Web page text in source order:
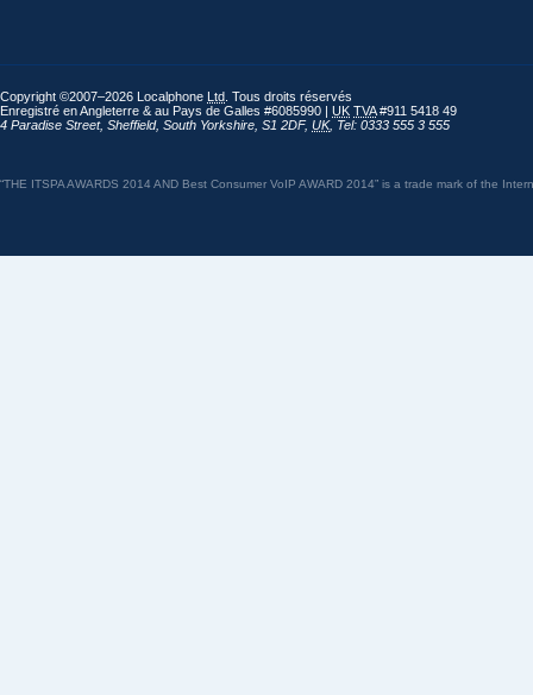
Copyright ©2007–2026 Localphone Ltd . Tous droits réservés
Enregistré en Angleterre & au Pays de Galles #6085990 | UK TVA#911 5418 49
4 Paradise Street, Sheffield, South Yorkshire S1 2DF, UK, Tel: 0333 555 3 555
“THE ITSPA AWARDS 2014 AND Best Consumer VoIP AWARD 2014” is a trade mark of the